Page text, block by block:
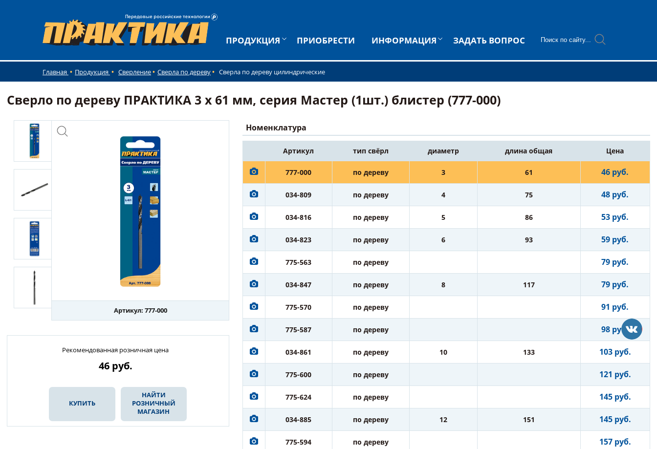
ПРОДУКЦИЯ ПРИОБРЕСТИ ИНФОРМАЦИЯ ЗАДАТЬ ВОПРОС
Главная Продукция Сверление Сверла по дереву Сверла по дереву цилиндрические
Сверло по дереву ПРАКТИКА 3 x 61 мм, серия Мастер (1шт.) блистер (777-000)
Артикул: 777-000
Рекомендованная розничная цена
46 руб.
КУПИТЬ
НАЙТИ
РОЗНИЧНЫЙ
МАГАЗИН
Номенклатура
Артикул тип свёрл диаметр длина общая Цена
777-000 по дереву 3 61 46 руб.
034-809 по дереву 4 75 48 руб.
034-816 по дереву 5 86 53 руб.
034-823 по дереву 6 93 59 руб.
775-563 по дереву 79 руб.
034-847 по дереву 8 117 79 руб.
775-570 по дереву 91 руб.
775-587 по дереву 98 руб.
034-861 по дереву 10 133 103 руб.
775-600 по дереву 121 руб.
775-624 по дереву 145 руб.
034-885 по дереву 12 151 145 руб.
775-594 по дереву 157 руб.